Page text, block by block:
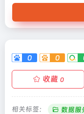
0 0
收藏 0
相关标签： 数据服